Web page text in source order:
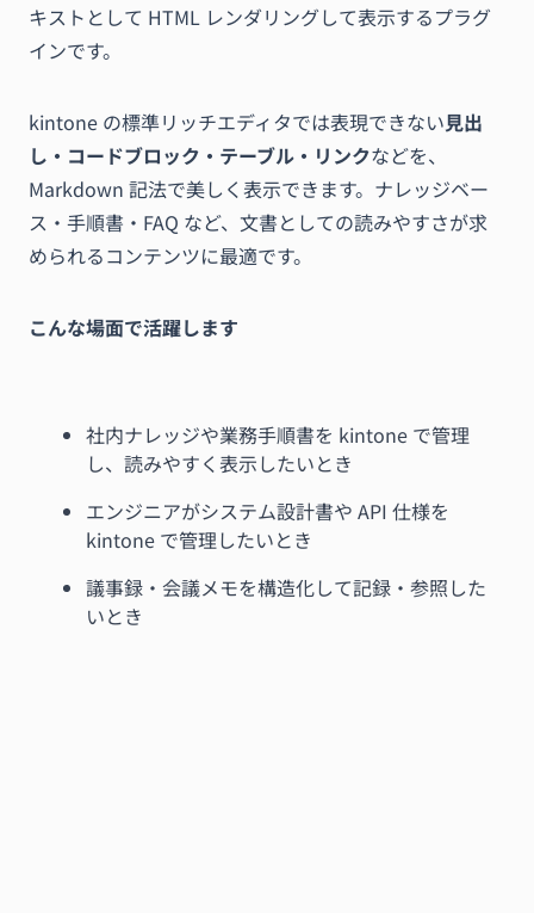
キストとして HTML レンダリングして表示するプラグ
インです。
kintone の標準リッチエディタでは表現できない見出
し・コードブロック・テーブル・リンクなどを、
Markdown 記法で美しく表示できます。ナレッジベー
ス・手順書・FAQ など、文書としての読みやすさが求
められるコンテンツに最適です。
こんな場面で活躍します
社内ナレッジや業務手順書を kintone で管理
し、読みやすく表示したいとき
エンジニアがシステム設計書や API 仕様を
kintone で管理したいとき
議事録・会議メモを構造化して記録・参照した
いとき